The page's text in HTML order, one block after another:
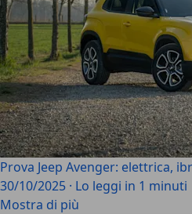
Prova Jeep Avenger: elettrica,
30/10/2025 · Lo leggi in 1 minuti
Mostra di più